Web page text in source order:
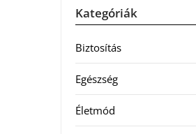
Kategóriák
Biztosítás
Egészség
Életmód